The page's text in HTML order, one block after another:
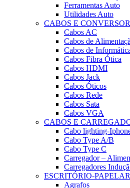
Ferramentas Auto
Utilidades Auto
CABOS E
Cabos AC
Cabos de
Cabos de
Cabos Fibra Ótica
Cabos HDMI
Cabos Jack
Cabos Óticos
Cabos Rede
Cabos Sata
Cabos VGA
CABOS E
Cabo lighting-
Cabo Type A/B
Cabo Type C
Carregador –
Carregadores
ESCRITÓRIO-
Agrafos